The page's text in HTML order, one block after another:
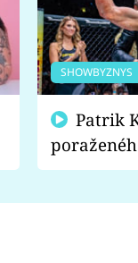
SHOWBYZNYS
fanoušci